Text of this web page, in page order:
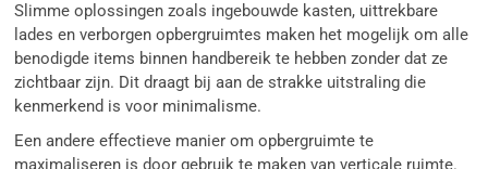
Slimme oplossingen zoals ingebouwde kasten, uittrekbare
lades en verborgen opbergruimtes maken het mogelijk om alle
benodigde items binnen handbereik te hebben zonder dat ze
zichtbaar zijn. Dit draagt bij aan de strakke uitstraling die
kenmerkend is voor minimalisme.
Een andere effectieve manier om opbergruimte te